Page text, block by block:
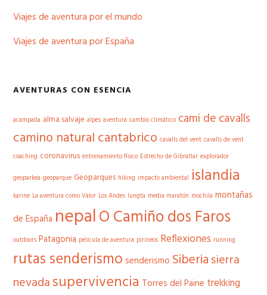
Viajes de aventura por el mundo
Viajes de aventura por España
AVENTURAS CON ESENCIA
acampada alma salvaje alpes aventura cambio climático cami de cavalls
camino natural cantabrico cavalls del vent cavalls de vent
coaching coronavirus entrenamiento físico Estrecho de Gibraltar explorador
geoparkea geoparque Geoparques hiking impacto ambiental islandia
karine La aventura como Valor Los Andes lungta media maratón mochila montañas
de España nepalO Camiño dos Faros
outdoors Patagonia película de aventura pirineos Reflexiones running
rutas senderismo senderismo Siberiasierra
nevadasupervivencia Torres del Paine trekking